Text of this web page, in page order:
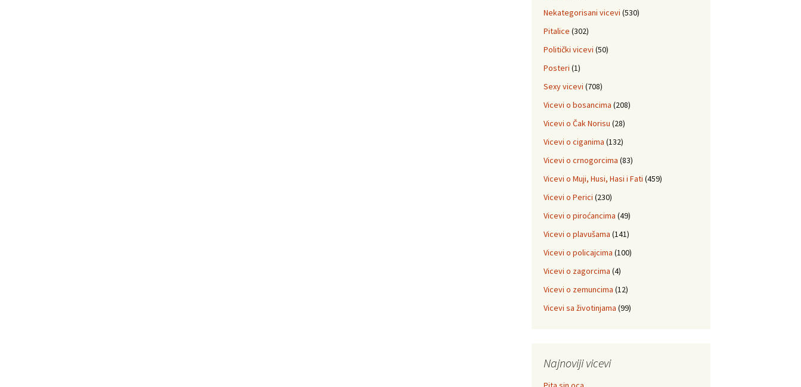
Nekategorisani vicevi (530)
Pitalice (302)
Politički vicevi (50)
Posteri (1)
Sexy vicevi (708)
Vicevi o bosancima (208)
Vicevi o Čak Norisu (28)
Vicevi o ciganima (132)
Vicevi o crnogorcima (83)
Vicevi o Muji, Husi, Hasi i Fati (459)
Vicevi o Perici (230)
Vicevi o piroćancima (49)
Vicevi o plavušama (141)
Vicevi o policajcima (100)
Vicevi o zagorcima (4)
Vicevi o zemuncima (12)
Vicevi sa životinjama (99)
Najnoviji vicevi